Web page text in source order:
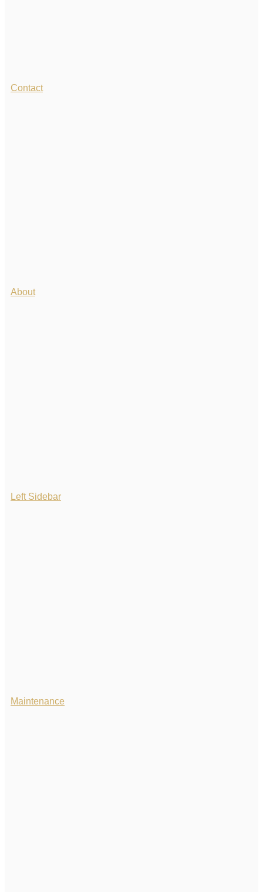
Contact
About
Left Sidebar
Maintenance